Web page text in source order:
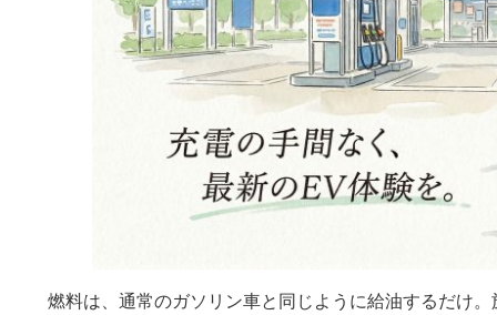
燃料は、通常のガソリン車と同じように給油するだけ